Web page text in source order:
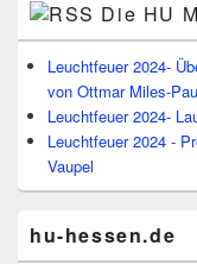
Die HU
Leuchtfeuer 2024-
von Ottmar Miles-
Leuchtfeuer 2024-
Leuchtfeuer 2024 -
Vaupel
hu-hessen.de